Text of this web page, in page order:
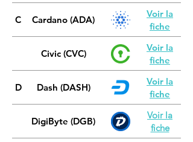
C Cardano (ADA)
Voir la
fiche
Civic (CVC)
Voir la
fiche
D Dash (DASH)
Voir la
fiche
DigiByte (DGB)
Voir la
fiche